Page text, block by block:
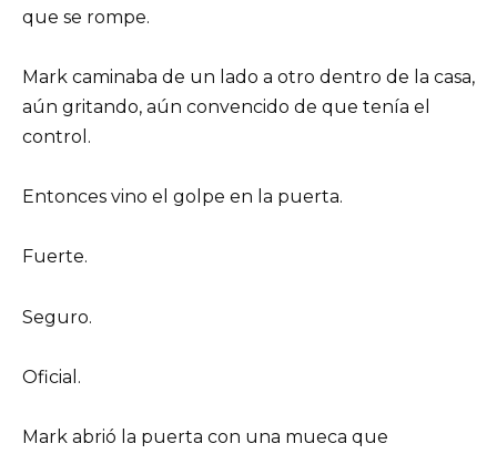
que se rompe.
Mark caminaba de un lado a otro dentro de la casa,
aún gritando, aún convencido de que tenía el
control.
Entonces vino el golpe en la puerta.
Fuerte.
Seguro.
Oficial.
Mark abrió la puerta con una mueca que